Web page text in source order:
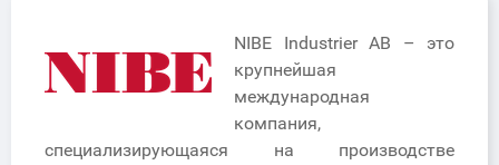
NIBE Industrier AB – это
крупнейшая
международная
компания,
специализирующаяся на производстве